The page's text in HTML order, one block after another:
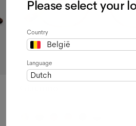
Please select your
Country
België
Language
Dutch